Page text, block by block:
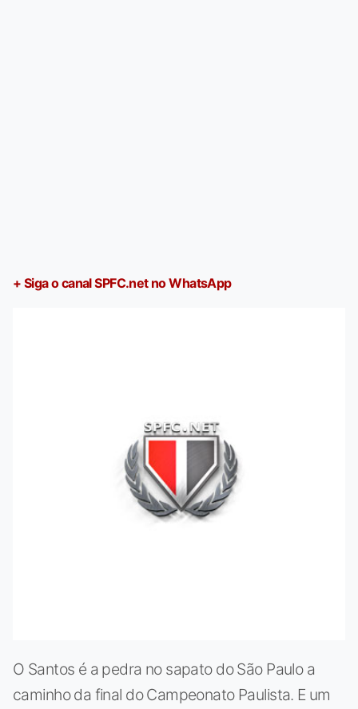
+ Siga o canal SPFC.net no WhatsApp
O Santos é a pedra no sapato do São Paulo a
caminho da final do Campeonato Paulista. E um